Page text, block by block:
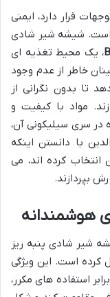
قرار دارد، ایمنی
است. شیشه شیر شادی
، یک محیط تغذیه ای
خاطر از عدم وجود
تا بدون نگرانی از
مواد با کیفیت و
در سری سیلیکونی آن،
با دانستن اینکه
انتخاب کرده اند، می
بپردازند.
هوشمندانه
شیر شادی پنبه ریز
کرده است. این ویژگی
استفاده های مکرر،